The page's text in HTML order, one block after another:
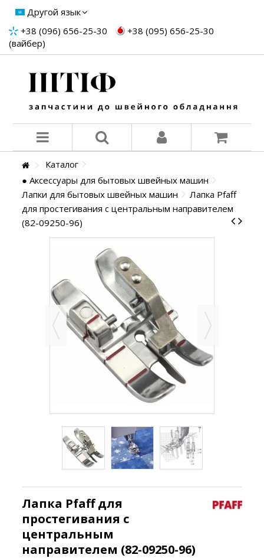
Другой язык
+38 (096) 656-25-30
+38 (095) 656-25-30
(вайбер)
Каталог
● Аксессуары для бытовых швейных машин
Лапки для бытовых швейных машин
Лапка Pfaff
для простегивания с центральным направителем
(82-09250-96)
Лапка Pfaff для
простегивания с
центральным
направителем (82-09250-96)